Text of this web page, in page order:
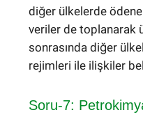
diğer ülkelerde
veriler de toplanarak
sonrasında diğer
rejimleri ile ilişkiler
Soru-7: